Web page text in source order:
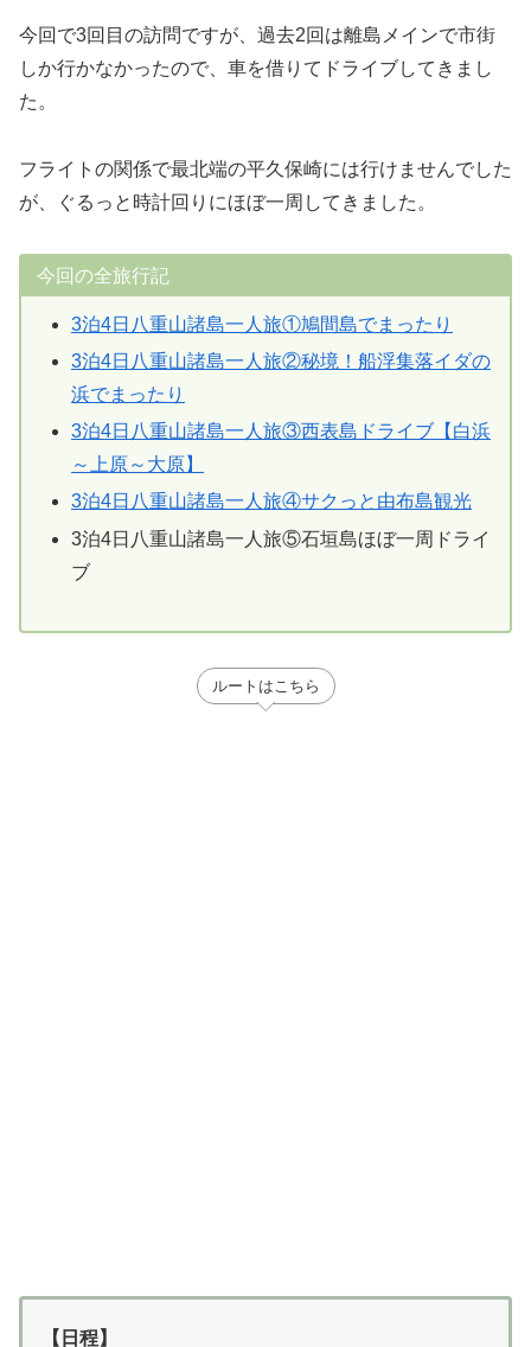
今回で3回目の訪問ですが、過去2回は離島メインで市街
しか行かなかったので、車を借りてドライブしてきまし
た。
フライトの関係で最北端の平久保崎には行けませんでした
が、ぐるっと時計回りにほぼ一周してきました。
今回の全旅行記
3泊4日八重山諸島一人旅①鳩間島でまったり
3泊4日八重山諸島一人旅②秘境！船浮集落イダの
浜でまったり
3泊4日八重山諸島一人旅③西表島ドライブ【白浜
～上原～大原】
3泊4日八重山諸島一人旅④サクっと由布島観光
3泊4日八重山諸島一人旅⑤石垣島ほぼ一周ドライ
ブ
ルートはこちら
【日程】